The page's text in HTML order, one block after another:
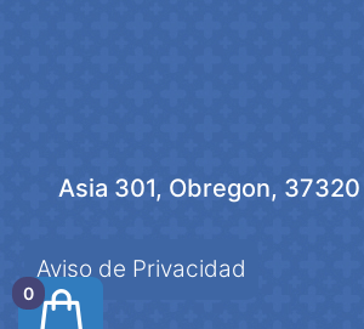
Asia 301, Obregon,
Aviso de Privacidad
Artículo añadido al carrito.
0